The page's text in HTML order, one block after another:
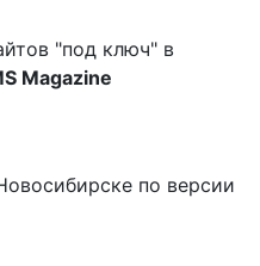
"под ключ" в
Magazine
по версии